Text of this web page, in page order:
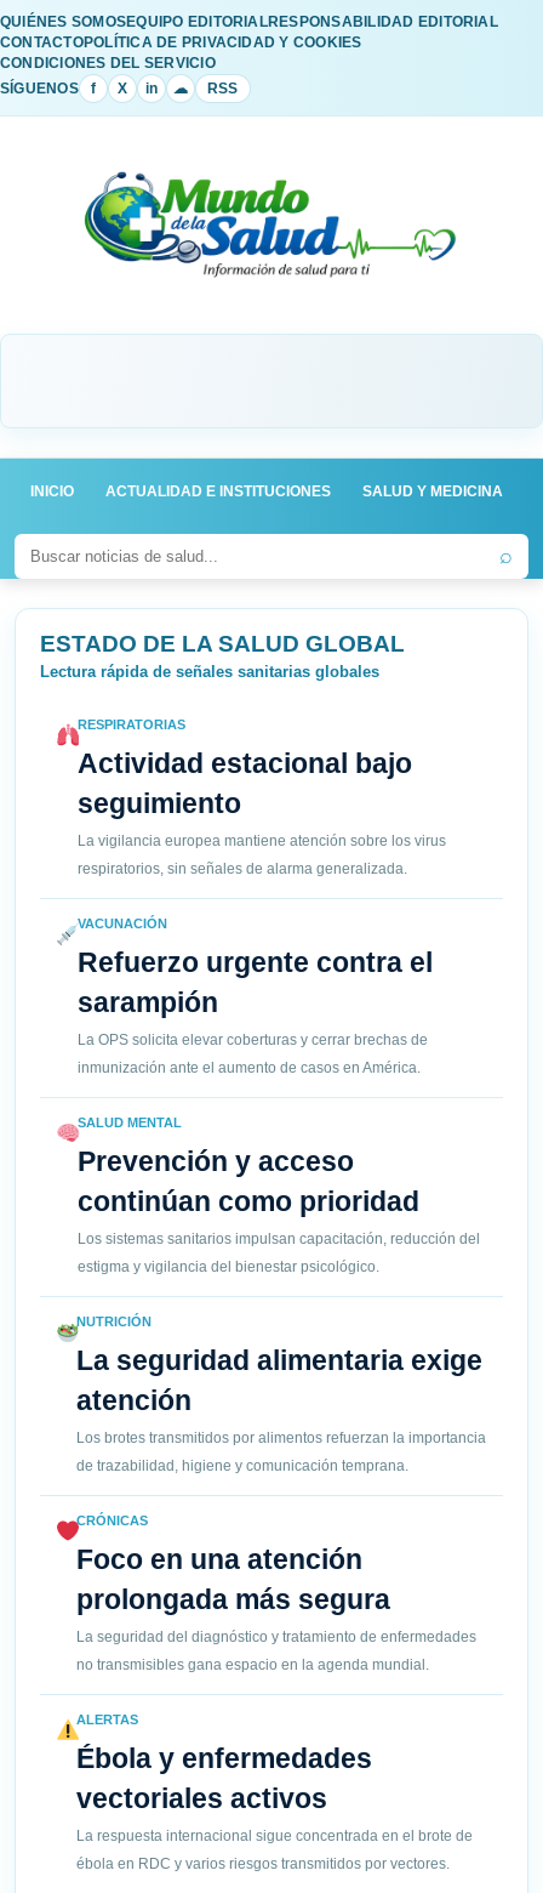
QUIÉNES SOMOSEQUIPO EDITORIALRESPONSABILIDAD EDITORIAL
CONTACTOPOLÍTICA DE PRIVACIDAD Y COOKIES
CONDICIONES DEL SERVICIO
SÍGUENOS
f X in ☁ RSS
INICIO ACTUALIDAD E INSTITUCIONES SALUD Y MEDICINA
⌕
ESTADO DE LA SALUD GLOBAL
Lectura rápida de señales sanitarias globales
RESPIRATORIAS
Actividad estacional bajo
seguimiento
La vigilancia europea mantiene atención sobre los virus
respiratorios, sin señales de alarma generalizada.
VACUNACIÓN
Refuerzo urgente contra el
sarampión
La OPS solicita elevar coberturas y cerrar brechas de
inmunización ante el aumento de casos en América.
SALUD MENTAL
Prevención y acceso
continúan como prioridad
Los sistemas sanitarios impulsan capacitación, reducción del
estigma y vigilancia del bienestar psicológico.
NUTRICIÓN
La seguridad alimentaria exige
atención
Los brotes transmitidos por alimentos refuerzan la importancia
de trazabilidad, higiene y comunicación temprana.
CRÓNICAS
Foco en una atención
prolongada más segura
La seguridad del diagnóstico y tratamiento de enfermedades
no transmisibles gana espacio en la agenda mundial.
ALERTAS
Ébola y enfermedades
vectoriales activos
La respuesta internacional sigue concentrada en el brote de
ébola en RDC y varios riesgos transmitidos por vectores.